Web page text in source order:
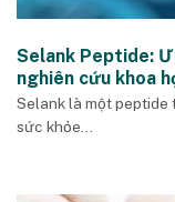
Selank Peptide:
nghiên cứu khoa
Selank là một peptide
sức khỏe...